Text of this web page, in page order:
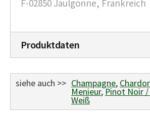
F-02850 Jaulgonne, Frankreich
Produktdaten
siehe auch >> Champagne,
Menieur,Pinot Noir
Weiß